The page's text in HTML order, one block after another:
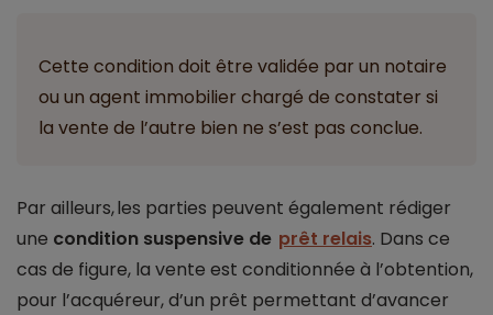
Cette condition doit être validée par un notaire
ou un agent immobilier chargé de constater si
la vente de l’autre bien ne s’est pas conclue.
Par ailleurs, les parties peuvent également rédiger
une condition suspensive de prêt relais. Dans ce
cas de figure, la vente est conditionnée à l’obtention,
pour l’acquéreur, d’un prêt permettant d’avancer